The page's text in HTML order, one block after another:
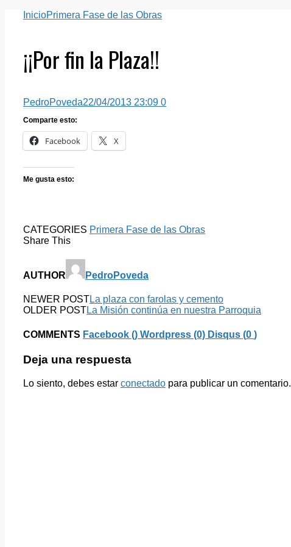
InicioPrimera Fase de las Obras
¡¡Por fin la Plaza!!
PedroPoveda22/04/2013 23:09 0
Comparte esto:
Facebook X
Me gusta esto:
CATEGORIES Primera Fase de las Obras
Share This
AUTHOR PedroPoveda
NEWER POSTLa plaza con farolas y cemento
OLDER POSTLa Misión continúa en nuestra Parroquia
COMMENTS Facebook () Wordpress (0) Disqus (0 )
Deja una respuesta
Lo siento, debes estar conectado para publicar un comentario.